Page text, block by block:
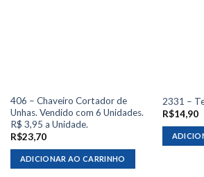
406 – Chaveiro Cortador de
Unhas. Vendido com 6 Unidades.
R$ 3,95 a Unidade.
R$23,70
ADICIONAR AO CARRINHO
2331 –
R$14,90